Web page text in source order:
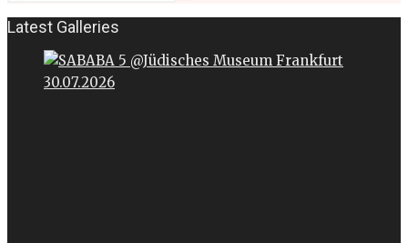
Latest Galleries